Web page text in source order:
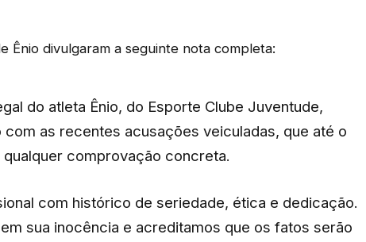
Ênio divulgaram a seguinte nota completa:
do atleta Ênio, do Esporte Clube Juventude,
as recentes acusações veiculadas, que até o
comprovação concreta.
com histórico de seriedade, ética e dedicação.
sua inocência e acreditamos que os fatos serão